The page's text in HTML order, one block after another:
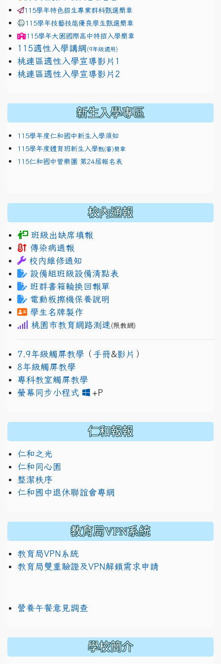
115學年特色招生專業群科甄選簡章
115學年技藝技能優良學生甄選簡章
115學年大園國際高中特招入學簡章
115適性入學講綱 (9年級適用)
link to https://docs.google.com/presentation/d/
桃連區適性入學宣導影片1
link to https://docs.google.com/presentation/d/
桃連區適性入學宣導影片2
新生入學專區
115學年度仁和國中新生入學須知
115學年度體育班新生入學甄(審)簡章
115仁和國中管樂團 第24屆報名表
校內通報
班級出缺席填報
傳染病通報
校內維修通知
設備組班級設備清點表
班群書箱輪換回報單
電動板擦機保養說明
學生名牌製作
桃園市教育網路測速 (限教網)
7.9年級觸屏教學 （ 手冊&影片 ）
8年級觸屏教學
專科教室觸屏教學
螢幕同步小程式
+P
仁和報報
仁和之光
仁和同心園
整潔秩序
仁和國中退休聯誼會專網
教育局VPN系統
教育局VPN系統
教育局雙重驗證及VPN解鎖需求申請
營養午餐意見調查
學校簡介